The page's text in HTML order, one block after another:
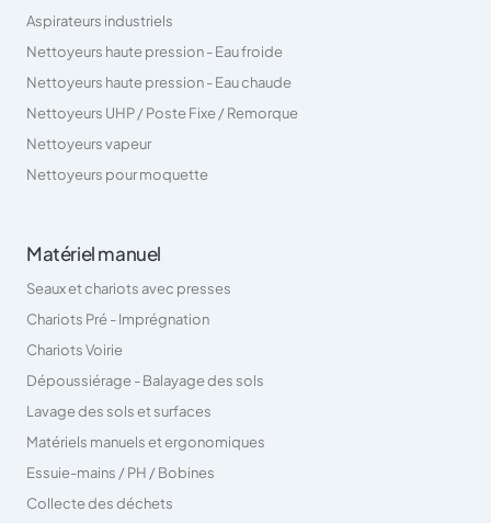
Aspirateurs industriels
Nettoyeurs haute pression - Eau froide
Nettoyeurs haute pression - Eau chaude
Nettoyeurs UHP / Poste Fixe / Remorque
Nettoyeurs vapeur
Nettoyeurs pour moquette
Matériel manuel
Seaux et chariots avec presses
Chariots Pré - Imprégnation
Chariots Voirie
Dépoussiérage - Balayage des sols
Lavage des sols et surfaces
Matériels manuels et ergonomiques
Essuie-mains / PH / Bobines
Collecte des déchets